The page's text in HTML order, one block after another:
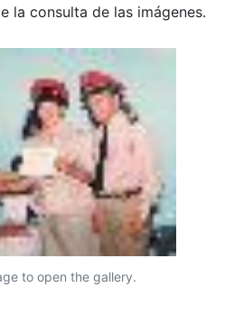
la consulta de las imágenes.
to open the gallery.